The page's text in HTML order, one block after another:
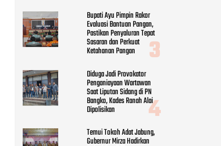
Bupati Ayu Pimpin Rakor
Evaluasi Bantuan Pangan,
Pastikan Penyaluran Tepat
Sasaran dan Perkuat
Ketahanan Pangan
Diduga Jadi Provokator
Penganiayaan Wartawan
Saat Liputan Sidang di PN
Bangko, Kades Ranah Alai
Dipolisikan
Temui Tokoh Adat Jabung,
Gubernur Mirza Hadirkan